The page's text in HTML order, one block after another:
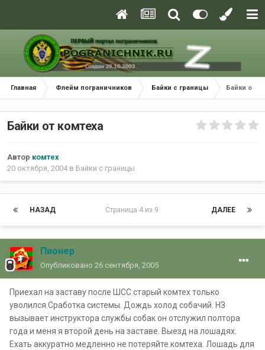
Главная Флейм пограничников Байки с границы Байки от
Байки от комтеха
Автор комтех
20 октября, 2004в Байки с границы
НАЗАД ДАЛЕЕ
Страница 4 из 9
Пионер
Опубликовано 26 сентября, 2005
Приехал на заставу после ШСС старый комтех только
уволился.Сработка системы. Дождь холод собачий. НЗ
вызывает инструктора службы собак он отслужил полтора
года и меня я второй день на заставе. Выезд на лошадях.
Ехать аккуратно медленно не потеряйте комтеха. Лошадь для